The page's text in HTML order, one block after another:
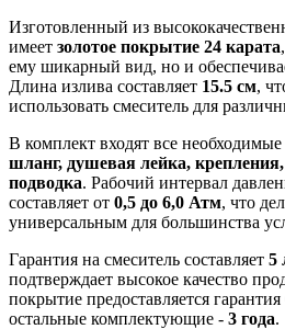
Изготовленный из
имеет золотое покрытие 24 карата
ему шикарный вид, но и
Длина излива составляет 15.5 см,
использовать смеситель для
В комплект входят все
шланг, душевая лейка,
подводка. Рабочий интервал
составляет от 0,5 до 6,0 Атм, что
универсальным для большинства
Гарантия на смеситель составляет 5
подтверждает высокое качество
покрытие предоставляется гарантия
остальные комплектующие - 3 года.